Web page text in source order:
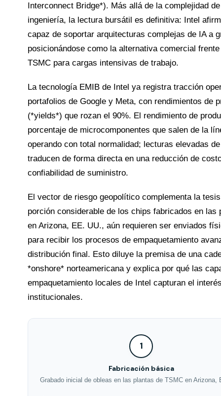
Interconnect Bridge*). Más allá de la complejidad
ingeniería, la lectura bursátil es definitiva: Intel
capaz de soportar arquitecturas complejas de IA a
posicionándose como la alternativa comercial
TSMC para cargas intensivas de trabajo.
La tecnología EMIB de Intel ya registra tracción
portafolios de Google y Meta, con rendimientos de
(*yields*) que rozan el 90%. El rendimiento de
porcentaje de microcomponentes que salen de la
operando con total normalidad; lecturas elevadas
traducen de forma directa en una reducción de
confiabilidad de suministro.
El vector de riesgo geopolítico complementa la
porción considerable de los chips fabricados en las
en Arizona, EE. UU., aún requieren ser enviados
para recibir los procesos de empaquetamiento
distribución final. Esto diluye la premisa de una
*onshore* norteamericana y explica por qué las
empaquetamiento locales de Intel capturan el
institucionales.
1
Fabricación básica
Grabado inicial de obleas en las plantas de TSMC en Arizona,